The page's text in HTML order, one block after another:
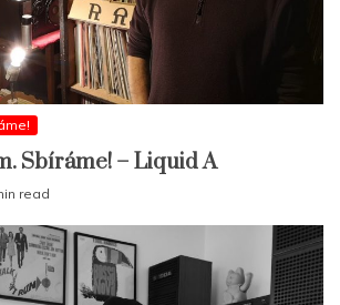
Sbíráme! – Liquid A
read